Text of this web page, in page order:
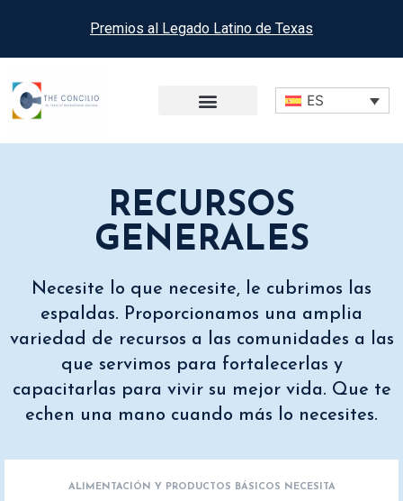
Premios al Legado Latino de Texas
ES
RECURSOS
GENERALES
Necesite lo que necesite, le cubrimos las
espaldas. Proporcionamos una amplia
variedad de recursos a las comunidades a las
que servimos para fortalecerlas y
capacitarlas para vivir su mejor vida. Que te
echen una mano cuando más lo necesites.
ALIMENTACIÓN Y PRODUCTOS BÁSICOS NECESITA